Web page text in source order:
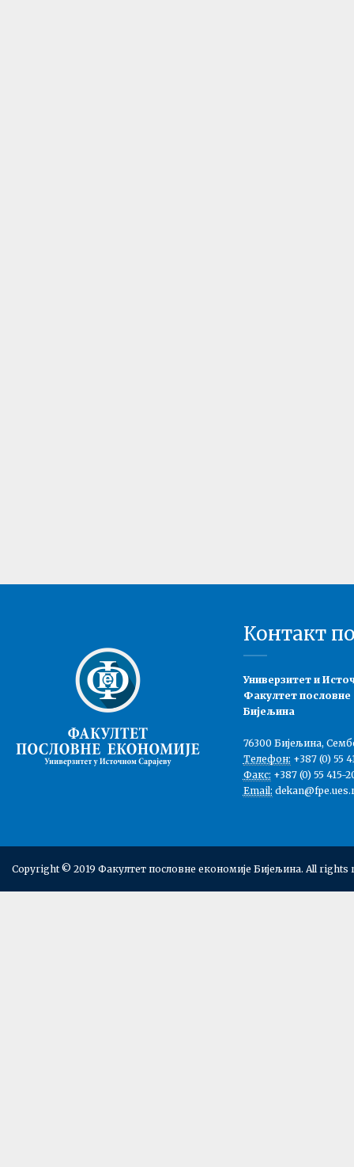
Контакт
Универзитет и
Факултет пословне
Бијељина
76300 Бијељина,
Телефон: +387 (0) 55
Факс: +387 (0) 55 415-
Email:
Copyright © 2019 Факултет пословне економије Бијељина. All rights